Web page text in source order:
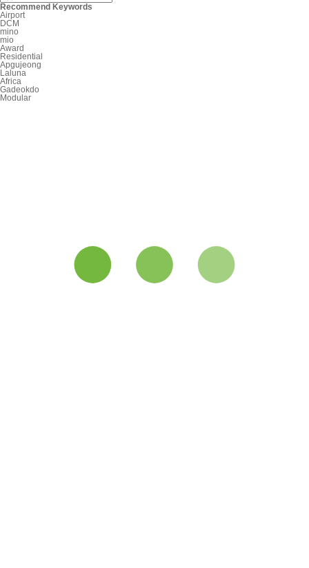
Recommend Keywords
Airport
DCM
mino
mio
Award
Residential
Apgujeong
Laluna
Africa
Gadeokdo
Modular